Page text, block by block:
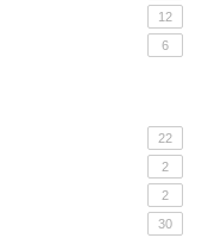
12
6
22
2
2
30